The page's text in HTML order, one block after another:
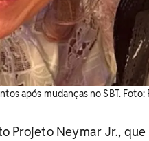
após mudanças no SBT.
Projeto Neymar Jr.,